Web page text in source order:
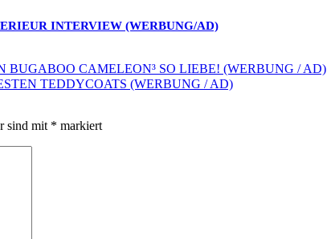
INTERVIEW (WERBUNG/AD)
BUGABOO CAMELEON³ SO LIEBE! (WERBUNG / AD)
TEDDYCOATS (WERBUNG / AD)
sind mit * markiert